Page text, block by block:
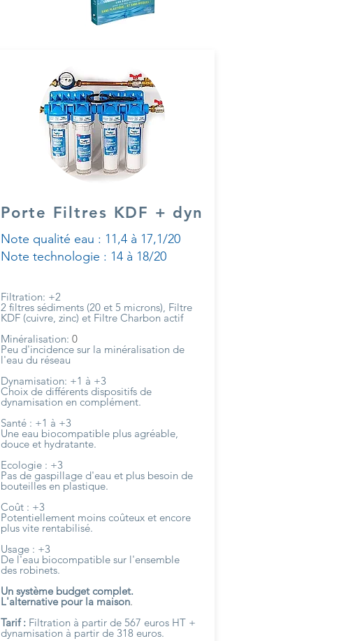
Porte Filtres KDF + dyn
Note qualité eau : 11,4 à 17,1/20
Note technologie : 14 à 18/20
Filtration: +2
2 filtres sédiments (20 et 5 microns), Filtre
KDF (cuivre, zinc) et Filtre Charbon actif
Minéralisation: 0
Peu d'incidence sur la minéralisation de
l'eau du réseau
Dynamisation: +1 à +3
Choix de différents dispositifs de
dynamisation en complément.
Santé : +1 à +3
Une eau biocompatible plus agréable,
douce et hydratante.
Ecologie : +3
Pas de gaspillage d'eau et plus besoin de
bouteilles en plastique.
Coût : +3
Potentiellement moins coûteux et encore
plus vite rentabilisé.
Usage : +3
De l'eau biocompatible sur l'ensemble
des robinets.
Un système budget complet.
L'alternative pour la maison.
Tarif : Filtration à partir de 567 euros HT +
dynamisation à partir de 318 euros.